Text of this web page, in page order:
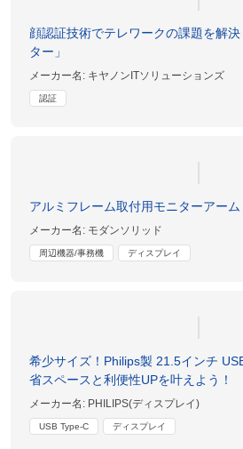
顔認証技術でテレワークの課題を解
ター」
メーカー名: キヤノンITソリューションズ
認証
アルミフレーム取付用モニターアーム
メーカー名: モダンソリッド
周辺機器/事務機 ディスプレイ
希少サイズ！Philips製 21.5インチ
省スペースと利便性UPを叶えよう！
メーカー名: PHILIPS(ディスプレイ)
USB Type-C ディスプレイ